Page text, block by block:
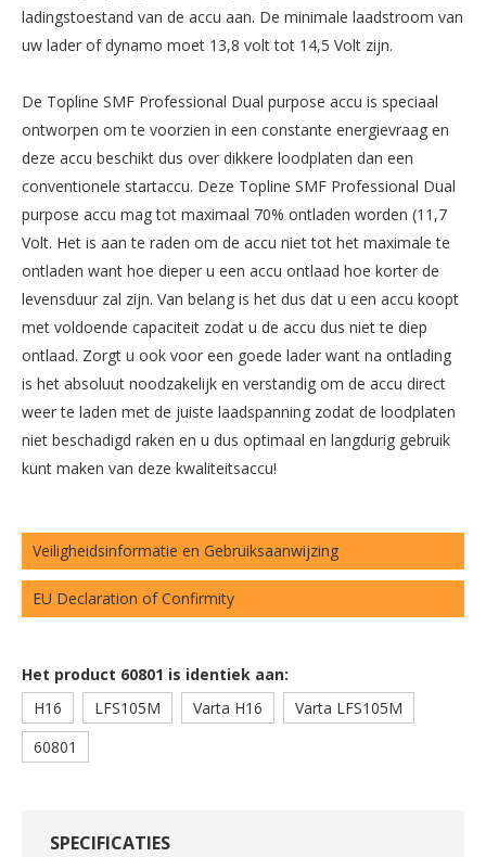
ladingstoestand van de accu aan. De minimale laadstroom van
uw lader of dynamo moet 13,8 volt tot 14,5 Volt zijn.
De Topline SMF Professional Dual purpose accu is speciaal
ontworpen om te voorzien in een constante energievraag en
deze accu beschikt dus over dikkere loodplaten dan een
conventionele startaccu. Deze Topline SMF Professional Dual
purpose accu mag tot maximaal 70% ontladen worden (11,7
Volt. Het is aan te raden om de accu niet tot het maximale te
ontladen want hoe dieper u een accu ontlaad hoe korter de
levensduur zal zijn. Van belang is het dus dat u een accu koopt
met voldoende capaciteit zodat u de accu dus niet te diep
ontlaad. Zorgt u ook voor een goede lader want na ontlading
is het absoluut noodzakelijk en verstandig om de accu direct
weer te laden met de juiste laadspanning zodat de loodplaten
niet beschadigd raken en u dus optimaal en langdurig gebruik
kunt maken van deze kwaliteitsaccu!
Veiligheidsinformatie en Gebruiksaanwijzing
EU Declaration of Confirmity
Het product 60801 is identiek aan:
H16
LFS105M Varta H16
Varta LFS105M
60801
SPECIFICATIES